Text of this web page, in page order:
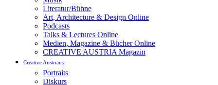
Literatur/Bühne
Art, Architecture & Design Online
Podcasts
Talks & Lectures Online
Medien, Magazine & Bücher Online
CREATIVE AUSTRIA Magazin
Creative Austrians
Portraits
Diskurs